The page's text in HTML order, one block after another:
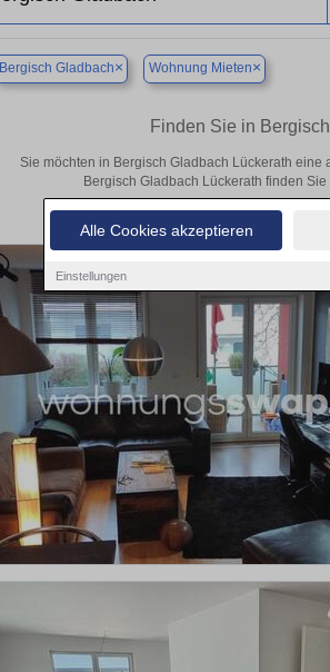
Alle Cookies akzeptieren
Einstellungen
Bergisch Gladbach× Wohnung Mieten×
Finden Sie in
Sie möchten in Bergisch Gladbach Lückerath
Bergisch Gladbach Lückerath finden